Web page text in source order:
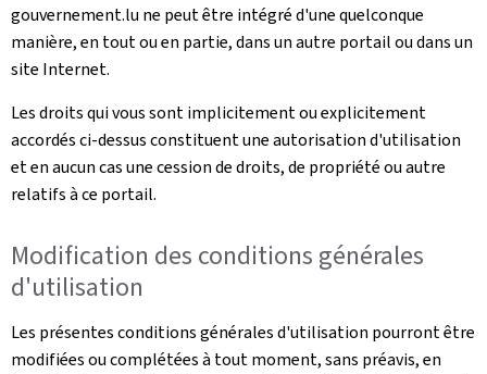
gouvernement.lu ne peut être intégré d'une quelconque
manière, en tout ou en partie, dans un autre portail ou dans un
site Internet.
Les droits qui vous sont implicitement ou explicitement
accordés ci-dessus constituent une autorisation d'utilisation
et en aucun cas une cession de droits, de propriété ou autre
relatifs à ce portail.
Modification des conditions générales
d'utilisation
Les présentes conditions générales d'utilisation pourront être
modifiées ou complétées à tout moment, sans préavis, en